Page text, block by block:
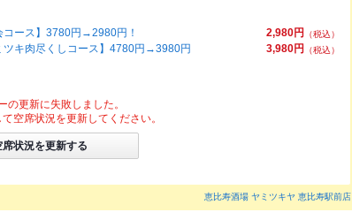
2,980円
（税込）
コース】3780円→2980円！
3,980円
（税込）
ツキ肉尽くしコース】4780円→3980円
の更新に失敗しました。
空席状況を更新してください。
席状況を更新する
恵比寿酒場 ヤミツキヤ 恵比寿駅前店